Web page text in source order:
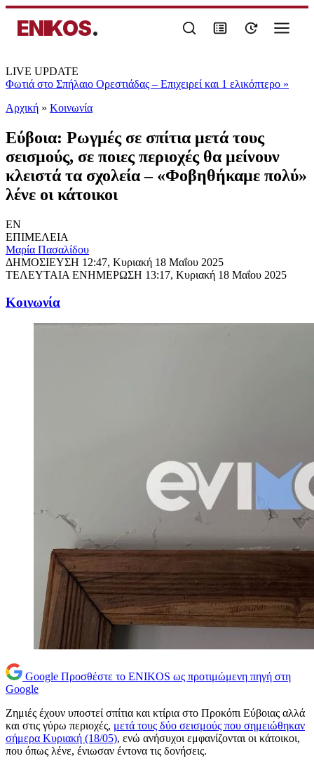
ENIKOS.
LIVE UPDATE
Φωτιά στο Σπήλαιο Ορεστιάδας – Επιχειρεί και 1 ελικόπτερο »
Αρχική » Κοινωνία
Εύβοια: Ρωγμές σε σπίτια μετά τους
σεισμούς, σε ποιες περιοχές θα μείνουν
κλειστά τα σχολεία – «Φοβηθήκαμε πολύ»
λένε οι κάτοικοι
EN
ΕΠΙΜΕΛΕΙΑ
Μαρία Πασαλίδου
ΔΗΜΟΣΙΕΥΣΗ 12:47, Κυριακή 18 Μαΐου 2025
ΤΕΛΕΥΤΑΙΑ ΕΝΗΜΕΡΩΣΗ 13:17, Κυριακή 18 Μαΐου 2025
Κοινωνία
Google Προσθέστε το ENIKOS ως προτιμώμενη πηγή στη
Google
Ζημιές έχουν υποστεί σπίτια και κτίρια στο Προκόπι Εύβοιας αλλά
και στις γύρω περιοχές, μετά τους δύο σεισμούς που σημειώθηκαν
σήμερα Κυριακή (18/05), ενώ ανήσυχοι εμφανίζονται οι κάτοικοι,
που όπως λένε, ένιωσαν έντονα τις δονήσεις.